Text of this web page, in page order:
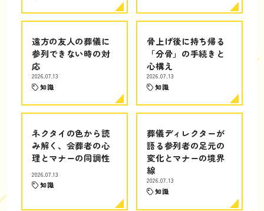
遠方の友人の葬儀に
参列できない時の対
応
2026.07.13
知識
骨上げ後に持ち帰る
「分骨」の手続きと
心構え
2026.07.13
知識
ネクタイの色から読
み解く、会葬者の心
理とマナーの同調性
2026.07.13
知識
葬儀ディレクターが
語る参列者の足元の
変化とマナーの境界
線
2026.07.13
知識